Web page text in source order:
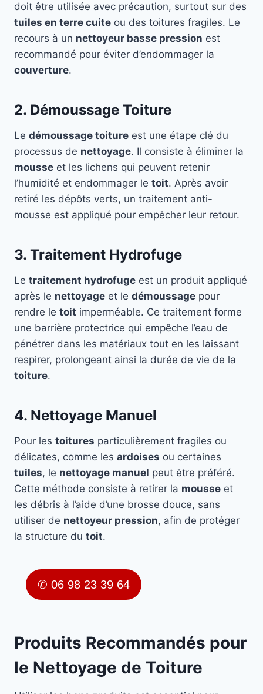
doit être utilisée avec précaution, surtout sur des
tuiles en terre cuite ou des toitures fragiles. Le
recours à un nettoyeur basse pression est
recommandé pour éviter d’endommager la
couverture.
2. Démoussage Toiture
Le démoussage toiture est une étape clé du
processus de nettoyage. Il consiste à éliminer la
mousse et les lichens qui peuvent retenir
l’humidité et endommager le toit. Après avoir
retiré les dépôts verts, un traitement anti-
mousse est appliqué pour empêcher leur retour.
3. Traitement Hydrofuge
Le traitement hydrofuge est un produit appliqué
après le nettoyage et le démoussage pour
rendre le toit imperméable. Ce traitement forme
une barrière protectrice qui empêche l’eau de
pénétrer dans les matériaux tout en les laissant
respirer, prolongeant ainsi la durée de vie de la
toiture.
4. Nettoyage Manuel
Pour les toitures particulièrement fragiles ou
délicates, comme les ardoises ou certaines
tuiles, le nettoyage manuel peut être préféré.
Cette méthode consiste à retirer la mousse et
les débris à l’aide d’une brosse douce, sans
utiliser de nettoyeur pression, afin de protéger
la structure du toit.
✆ 06 98 23 39 64
Produits Recommandés pour
le Nettoyage de Toiture